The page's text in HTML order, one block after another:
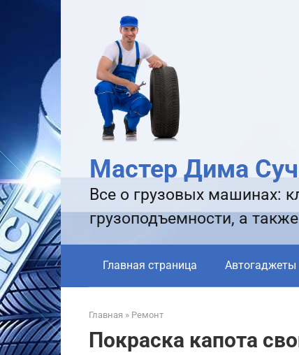
Мастер Дима
Все о грузовых машинах:
грузоподъемности, а
Главная страница Автогаджеты
Главная » Ремонт
Покраска капота